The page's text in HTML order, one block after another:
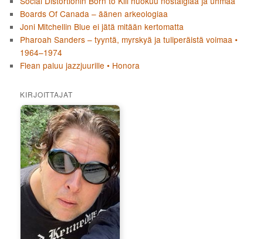
Boards Of Canada – äänen arkeologiaa
Joni Mitchellin Blue ei jätä mitään kertomatta
Pharoah Sanders – tyyntä, myrskyä ja tuliperäistä voimaa •
1964–1974
Flean paluu jazzjuurille • Honora
KIRJOITTAJAT